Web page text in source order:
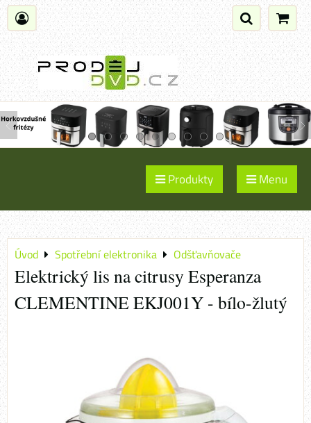
Produkty Menu
Úvod Spotřební elektronika Odšťavňovače
Elektrický lis na citrusy Esperanza
CLEMENTINE EKJ001Y - bílo-žlutý